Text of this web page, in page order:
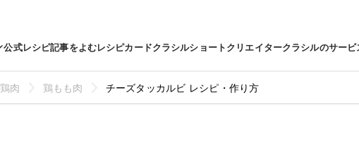
公式レシピ記事をよむレシピカードクラシルショートクリエイタークラシルのサービ
鶏肉 鶏もも肉 チーズタッカルビ レシピ・作り方